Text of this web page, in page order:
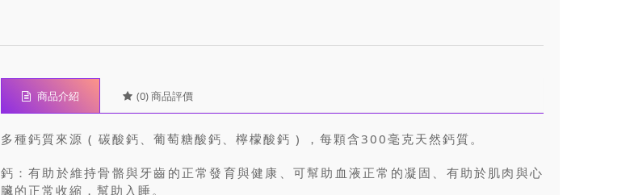
商品介紹 (0) 商品評價
多種鈣質來源 ( 碳酸鈣、葡萄糖酸鈣、檸檬酸鈣 ) ，每顆含300毫克天然鈣質。
鈣：有助於維持骨骼與牙齒的正常發育與健康、可幫助血液正常的凝固、有助於肌肉與心
臟的正常收縮，幫助入睡。